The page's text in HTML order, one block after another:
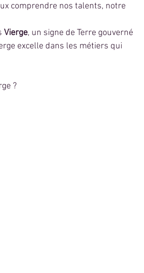
comprendre nos talents, notre
Vierge, un signe de Terre gouverné
excelle dans les métiers qui
?